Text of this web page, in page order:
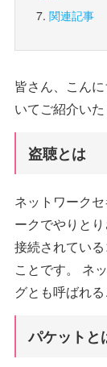
関連記事
皆さん、こん
いてご紹介いた
盗聴とは
ネットワーク
ークでやりと
接続されてい
ことです。 ネ
グとも呼ばれる
パケットと